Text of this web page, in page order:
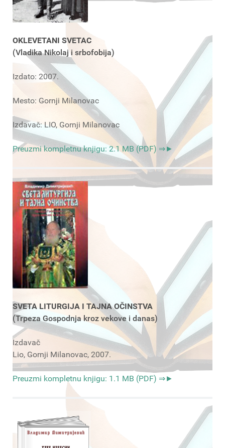
OKLEVETANI SVETAC
(Vladika Nikolaj i srbofobija)
Izdato: 2007.
Mesto: Gornji Milanovac
Izdavač: LIO, Gornji Milanovac
Preuzmi kompletnu knjigu: 2.1 MB (PDF) ⇒►
SVETA LITURGIJA I TAJNA OČINSTVA
(Trpeza Gospodnja kroz vekove i danas)
Izdavač
Lio, Gornji Milanovac, 2007.
Preuzmi kompletnu knjigu: 1.1 MB (PDF) ⇒►